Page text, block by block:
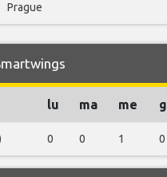
Prague
lu ma me
0 0 1 0